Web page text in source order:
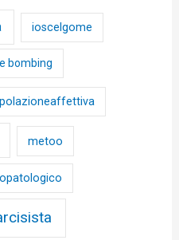
ioscelgome
bombing
metoo